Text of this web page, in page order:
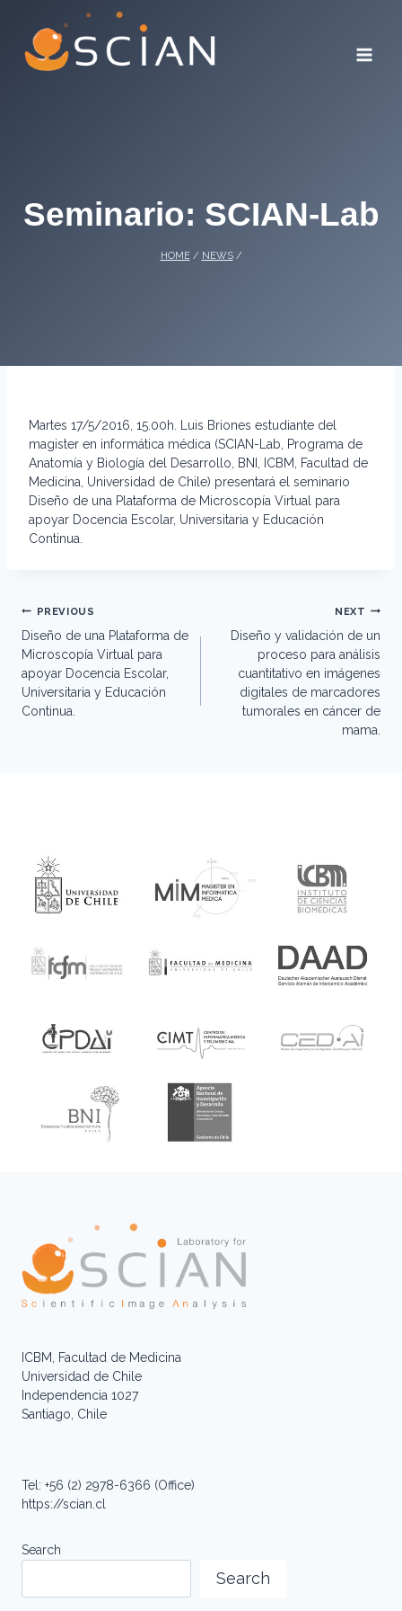
content
Seminario: SCIAN-Lab
HOME / NEWS /
Martes 17/5/2016, 15.00h. Luis Briones estudiante del
magister en informática médica (SCIAN-Lab, Programa de
Anatomía y Biología del Desarrollo, BNI, ICBM, Facultad de
Medicina, Universidad de Chile) presentará el seminario
Diseño de una Plataforma de Microscopía Virtual para
apoyar Docencia Escolar, Universitaria y Educación
Continua.
Post
navigation
PREVIOUS
Diseño de una Plataforma de
Microscopía Virtual para
apoyar Docencia Escolar,
Universitaria y Educación
Continua.
NEXT
Diseño y validación de un
proceso para análisis
cuantitativo en imágenes
digitales de marcadores
tumorales en cáncer de
mama.
ICBM, Facultad de Medicina
Universidad de Chile
Independencia 1027
Santiago, Chile
Tel: +56 (2) 2978-6366 (Office)
https://scian.cl
Search
Search